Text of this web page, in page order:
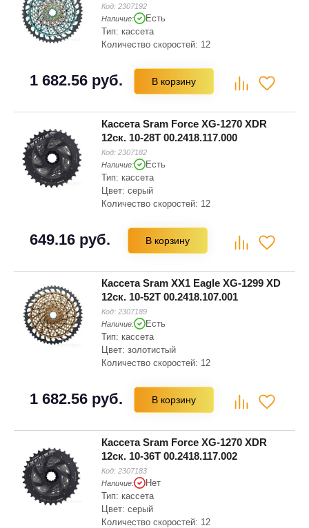
Код: 2307192
Наличие:
Есть
Тип: кассета
Количество скоростей: 12
1 682.56 руб. В корзину
Кассета Sram Force XG-1270 XDR
12ск. 10-28T 00.2418.117.000
Код: 2307182
Наличие:
Есть
Тип: кассета
Цвет: серый
Количество скоростей: 12
649.16 руб. В корзину
Кассета Sram XX1 Eagle XG-1299 XD
12ск. 10-52T 00.2418.107.001
Код: 2307189
Наличие:
Есть
Тип: кассета
Цвет: золотистый
Количество скоростей: 12
1 682.56 руб. В корзину
Кассета Sram Force XG-1270 XDR
12ск. 10-36T 00.2418.117.002
Код: 2307183
Наличие:
Нет
Тип: кассета
Цвет: серый
Количество скоростей: 12